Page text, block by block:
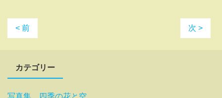
< 前 次 >
カテゴリー